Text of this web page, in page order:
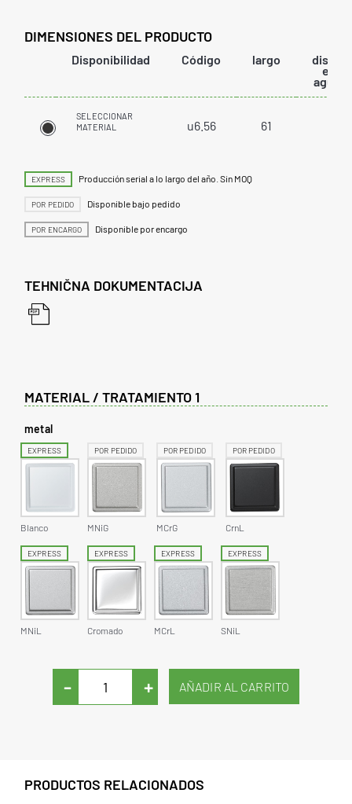
DIMENSIONES DEL PRODUCTO
Disponibilidad Código largo
SELECCIONAR
MATERIAL
u6.56 61
EXPRESS Producción serial a lo largo del año. Sin MOQ
POR PEDIDO Disponible bajo pedido
POR ENCARGO Disponible por encargo
TEHNIČNA DOKUMENTACIJA
MATERIAL / TRATAMIENTO 1
metal
EXPRESS
Blanco
POR PEDIDO
MNiG
POR PEDIDO
MCrG
POR PEDIDO
CrnL
EXPRESS
MNiL
EXPRESS
Cromado
EXPRESS
MCrL
EXPRESS
SNiL
- +
PRODUCTOS RELACIONADOS